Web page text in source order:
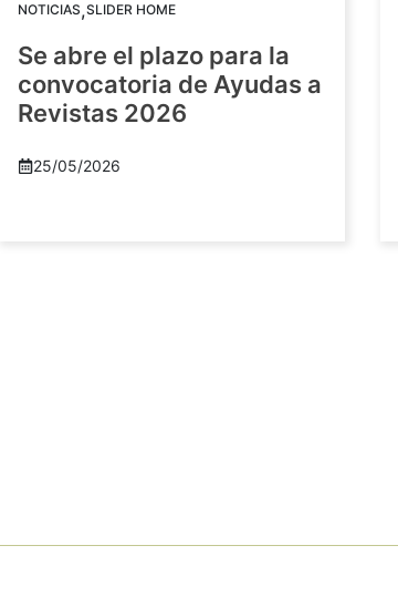
NOTICIAS,SLIDER HOME
Se abre el plazo para la
convocatoria de Ayudas a
Revistas 2026
25/05/2026